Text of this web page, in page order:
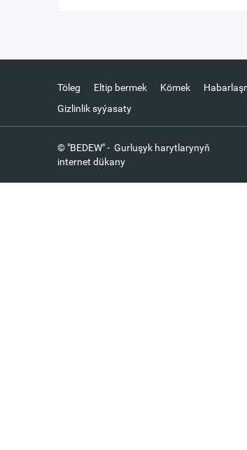
Töleg Eltip bermek Kömek
Gizlinlik syýasaty
© "BEDEW" - Gurluşyk harytlarynyň
internet dükany